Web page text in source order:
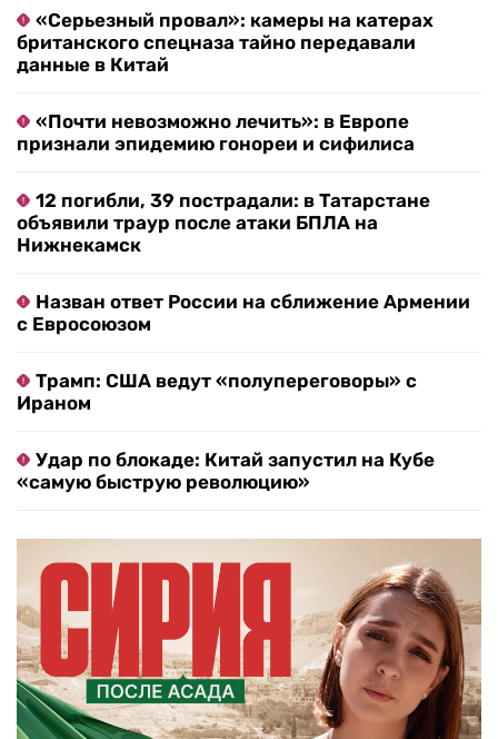
«Серьезный провал»: камеры на катерах
британского спецназа тайно передавали
данные в Китай
«Почти невозможно лечить»: в Европе
признали эпидемию гонореи и сифилиса
12 погибли, 39 пострадали: в Татарстане
объявили траур после атаки БПЛА на
Нижнекамск
Назван ответ России на сближение Армении
с Евросоюзом
Трамп: США ведут «полупереговоры» с
Ираном
Удар по блокаде: Китай запустил на Кубе
«самую быструю революцию»